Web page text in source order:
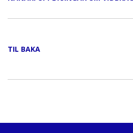
TIL BAKA